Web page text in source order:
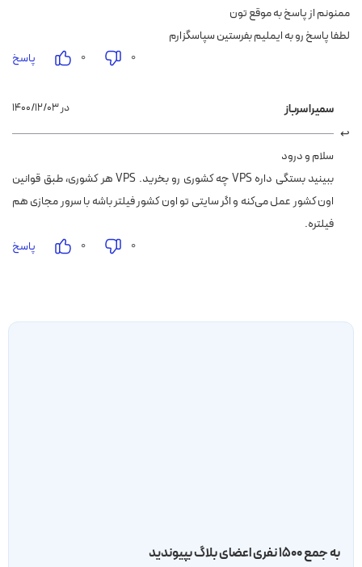
ممنونم از پاسخ به موقع تون
لطفا پاسخ رو به ایملیم بفرستین سپاسگزارم
۰
۰ پاسخ
سمیرا سرباز ۱۴۰۰/۱۲/۰۳ در
سلام و درود
ببینید بستگی داره VPS چه کشوری رو بخرید. VPS هر کشوری، طبق قوانین
اون کشور عمل می‌کنه و اگر سایتی تو اون کشور فیلتر باشه با سرور مجازی هم
فیلتره.
۰
۰ پاسخ
به جمع ۱۵۰۰ نفری اعضای بلاگ بپیوندید